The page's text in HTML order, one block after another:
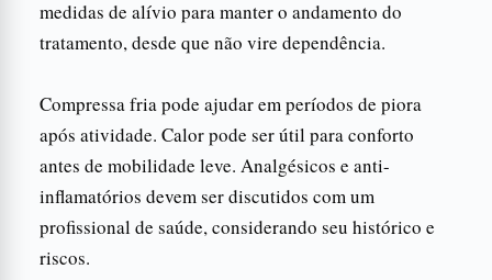
medidas de alívio para manter o andamento do
tratamento, desde que não vire dependência.
Compressa fria pode ajudar em períodos de piora
após atividade. Calor pode ser útil para conforto
antes de mobilidade leve. Analgésicos e anti-
inflamatórios devem ser discutidos com um
profissional de saúde, considerando seu histórico e
riscos.